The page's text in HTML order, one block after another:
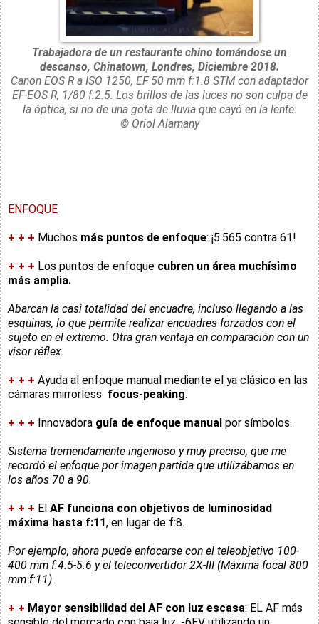
Trabajadora de un restaurante chino tomándose un
descanso, Chinatown, Londres, Diciembre 2018.
Canon EOS R a ISO 1250, EF 50 mm f:1.8 STM con adaptador
EF-EOS R, 1/80 f:2.5. Los brillos de las luces no son culpa de
la óptica, si no de una gota de lluvia que cayó en la lente.
© Oriol Alamany
ENFOQUE
+ + + Muchos más puntos de enfoque: ¡5.565 contra 61!
+ + + Los puntos de enfoque cubren un área muchísimo
más amplia.
Abarcan la casi totalidad del encuadre, incluso llegando a las
esquinas, lo que permite realizar encuadres forzados con el
sujeto en el extremo. Otra gran ventaja en comparación con un
visor réflex.
+ + + Ayuda al enfoque manual mediante el ya clásico en las
cámaras mirrorless focus-peaking.
+ + + Innovadora guía de enfoque manual por símbolos.
Sistema tremendamente ingenioso y muy preciso, que me
recordó el enfoque por imagen partida que utilizábamos en
los años 70 a 90.
+ + + El AF funciona con objetivos de luminosidad
máxima hasta f:11, en lugar de f:8.
Por ejemplo, ahora puede enfocarse con el teleobjetivo 100-
400 mm f:4.5-5.6 y el teleconvertidor 2X-III (Máxima focal 800
mm f:11).
+ + Mayor sensibilidad del AF con luz escasa: EL AF más